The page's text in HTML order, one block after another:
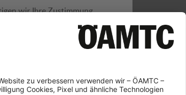
wir Ihre Zustimmung.
von Cookies auf dieser Webseite